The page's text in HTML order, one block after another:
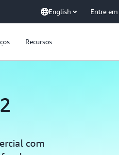
English Entre
Recursos
com